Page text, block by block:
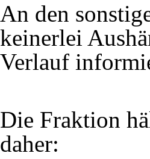
An den
keinerlei
Verlauf
Die Fraktion
daher: